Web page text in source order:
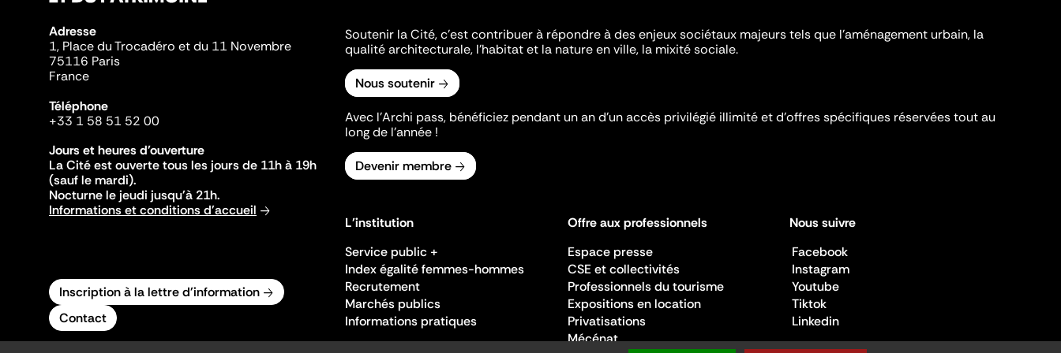
Adresse
1, Place du Trocadéro et du 11 Novembre
75116 Paris
France
Téléphone
+33 1 58 51 52 00
Jours et heures d'ouverture
La Cité est ouverte tous les jours de 11h à 19h
(sauf le mardi).
Nocturne le jeudi jusqu'à 21h.
Informations et conditions d'accueil
Inscription à la lettre d'information
Contact
Soutenir la Cité, c'est contribuer à répondre à des enjeux sociétaux majeurs tels que l'aménagement urbain, la
qualité architecturale, l'habitat et la nature en ville, la mixité sociale.
Nous soutenir
Avec l’Archi pass, bénéficiez pendant un an d’un accès privilégié illimité et d’offres spécifiques réservées tout au
long de l’année !
Devenir membre
L'institution
Service public +
Index égalité femmes-hommes
Recrutement
Marchés publics
Informations pratiques
Offre aux professionnels
Espace presse
CSE et collectivités
Professionnels du tourisme
Expositions en location
Privatisations
Mécénat
Nous suivre
Facebook
Instagram
Youtube
Tiktok
Linkedin